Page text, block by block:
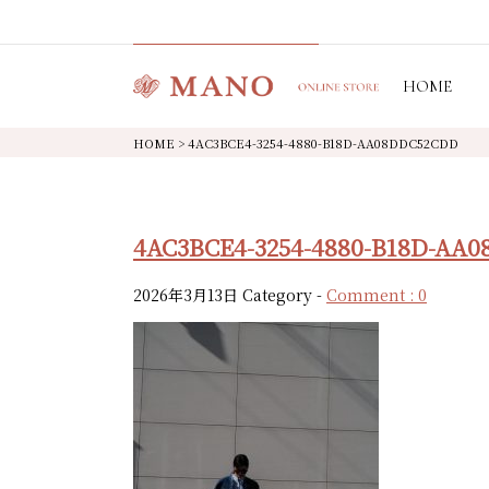
HOME
HOME >4AC3BCE4-3254-4880-B18D-AA08DDC52CDD
4AC3BCE4-3254-4880-B18D-
2026年3月13日 Category - Comment : 0